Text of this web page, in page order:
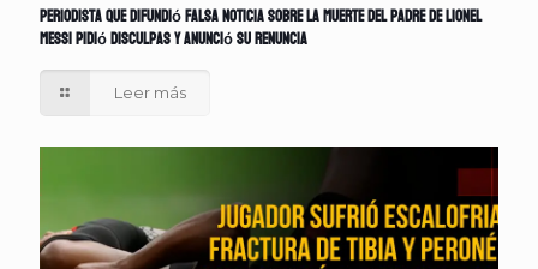
Periodista que difundió falsa noticia sobre la muerte del padre de Lionel
Messi pidió disculpas y anunció su renuncia
Leer más